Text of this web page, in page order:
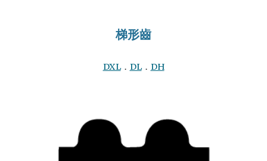
梯形齒
DXL． DL． DH